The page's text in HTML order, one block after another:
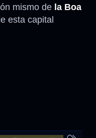
mismo de la Boa
esta capital